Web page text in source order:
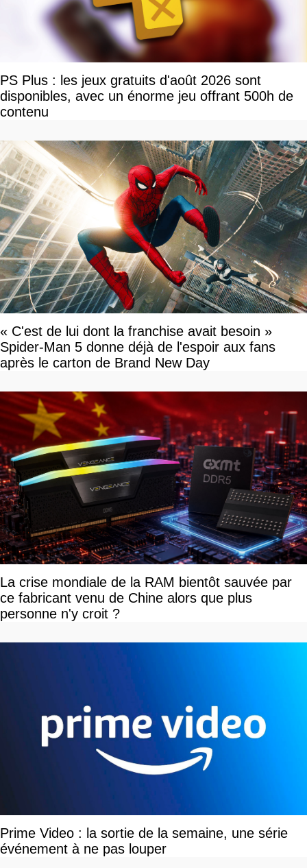
PS Plus : les jeux gratuits d'août 2026 sont
disponibles, avec un énorme jeu offrant 500h de
contenu
« C'est de lui dont la franchise avait besoin »
Spider-Man 5 donne déjà de l'espoir aux fans
après le carton de Brand New Day
La crise mondiale de la RAM bientôt sauvée par
ce fabricant venu de Chine alors que plus
personne n'y croit ?
Prime Video : la sortie de la semaine, une série
événement à ne pas louper